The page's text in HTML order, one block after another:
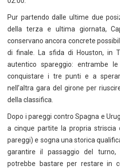
Pur partendo dalle ultime due
della terza e ultima giornata,
conservano ancora concrete
di finale. La sfida di Houston, in
autentico spareggio: entrambe
conquistare i tre punti e a
nell’altra gara del girone per
della classifica.
Dopo i pareggi contro Spagna e
a cinque partite la propria
pareggi) e sogna una storica
garantire il passaggio del
potrebbe bastare per restare in